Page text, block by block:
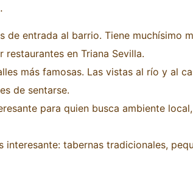
de entrada al barrio. Tiene muchísimo
en Triana Sevilla.
más famosas. Las vistas al río y al
de sentarse.
para quien busca ambiente
interesante: tabernas tradicionales,